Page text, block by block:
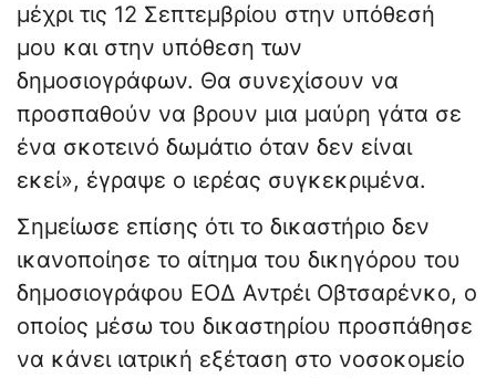
μέχρι τις 12 Σεπτεμβρίου στην υπόθεσή
μου και στην υπόθεση των
δημοσιογράφων. Θα συνεχίσουν να
προσπαθούν να βρουν μια μαύρη γάτα σε
ένα σκοτεινό δωμάτιο όταν δεν είναι
εκεί», έγραψε ο ιερέας συγκεκριμένα.
Σημείωσε επίσης ότι το δικαστήριο δεν
ικανοποίησε το αίτημα του δικηγόρου του
δημοσιογράφου ΕΟΔ Αντρέι Οβτσαρένκο, ο
οποίος μέσω του δικαστηρίου προσπάθησε
να κάνει ιατρική εξέταση στο νοσοκομείο